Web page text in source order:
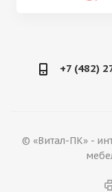
+7 (482)
© «Витал-ПК» -